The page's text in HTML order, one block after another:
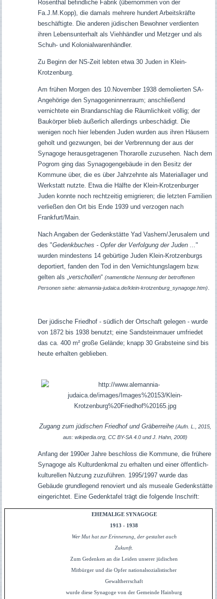
Rosenthal befindliche Fabrik (übernommen von der
Fa.J.M.Kopp), die damals mehrere hundert Arbeitskräfte
beschäftigte. Die anderen jüdischen Bewohner verdienten
ihren Lebensunterhalt als Viehhändler und Metzger und als
Schuh- und Kolonialwarenhändler.
Zu Beginn der NS-Zeit lebten etwa 30 Juden in Klein-
Krotzenburg.
Am frühen Morgen des 10.November 1938 demolierten SA-
Angehörige den Synagogeninnenraum; anschließend
vernichtete ein Brandanschlag die Räumlichkeit völlig; der
Baukörper blieb äußerlich allerdings unbeschädigt. Die
wenigen noch hier lebenden Juden wurden aus ihren Häusern
geholt und gezwungen, bei der Verbrennung der aus der
Synagoge herausgetragenen Thorarolle zuzusehen.
Nach dem
Pogrom ging das Synagogengebäude in den Besitz der
Kommune über, die es über Jahrzehnte als Materiallager und
Werkstatt nutzte. Etwa die Hälfte der Klein-Krotzenburger
Juden konnte noch rechtzeitig emigrieren; die letzten Familien
verließen den Ort bis Ende 1939 und verzogen nach
Frankfurt/Main.
Nach Angaben der Gedenkstätte Yad Vashem/Jerusalem und
des "Gedenkbuches - Opfer der Verfolgung der Juden ... "
wurden mindestens 14 gebürtige Juden Klein-Krotzenburgs
deportiert, fanden den Tod in den Vernichtungslagern bzw.
gelten als „ verschollen“ (namentliche Nennung der betroffenen
Personen siehe: alemannia-judaica.de/klein-krotzenburg_synagoge.htm)
Der jüdische Friedhof - südlich der Ortschaft gelegen - wurde
von 1872 bis 1938 benutzt; eine Sandsteinmauer umfriedet
das ca. 400 m² große Gelände; knapp 30 Grabsteine sind bis
heute erhalten geblieben.
Zugang zum jüdischen Friedhof und Gräberreihe(Aufn. L., 2015,
aus: wikipedia.org, CC BY-SA 4.0 und J. Hahn, 2008)
Anfang der 1990er Jahre beschloss die Kommune, die frühere
Synagoge als Kulturdenkmal zu erhalten und einer öffentlich-
kulturellen Nutzung zuzuführen. 1995/1997 wurde das
Gebäude grundlegend renoviert und als museale Gedenkstätte
eingerichtet. Eine Gedenktafel trägt die folgende Inschrift:
EHEMALIGE SYNAGOGE
1913 - 1938
Wer Mut hat zur Erinnerung, der gestaltet auch
Zukunft.
Zum Gedenken an die Leiden unserer jüdischen
Mitbürger und die Opfer nationalsozialistischer
Gewaltherrschaft
wurde diese Synagoge von der Gemeinde Hainburg